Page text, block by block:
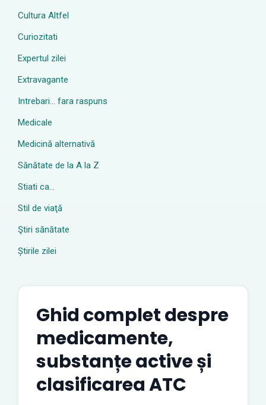
Cultura Altfel
Curiozitati
Expertul zilei
Extravagante
Intrebari… fara raspuns
Medicale
Medicină alternativă
Sănătate de la A la Z
Stiati ca…
Stil de viaţă
Ştiri sănătate
Știrile zilei
Ghid complet despre
medicamente,
substanțe active și
clasificarea ATC